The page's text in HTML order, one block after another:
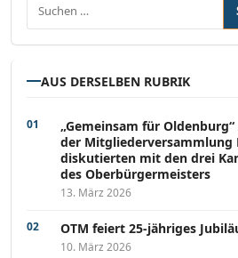
AUS DERSELBEN RUBRIK
„Gemeinsam für
der Mitgliederversammlung
diskutierten mit den drei
des Oberbürgermeisters
13. März 2026
OTM feiert 25-jähriges
10. März 2026